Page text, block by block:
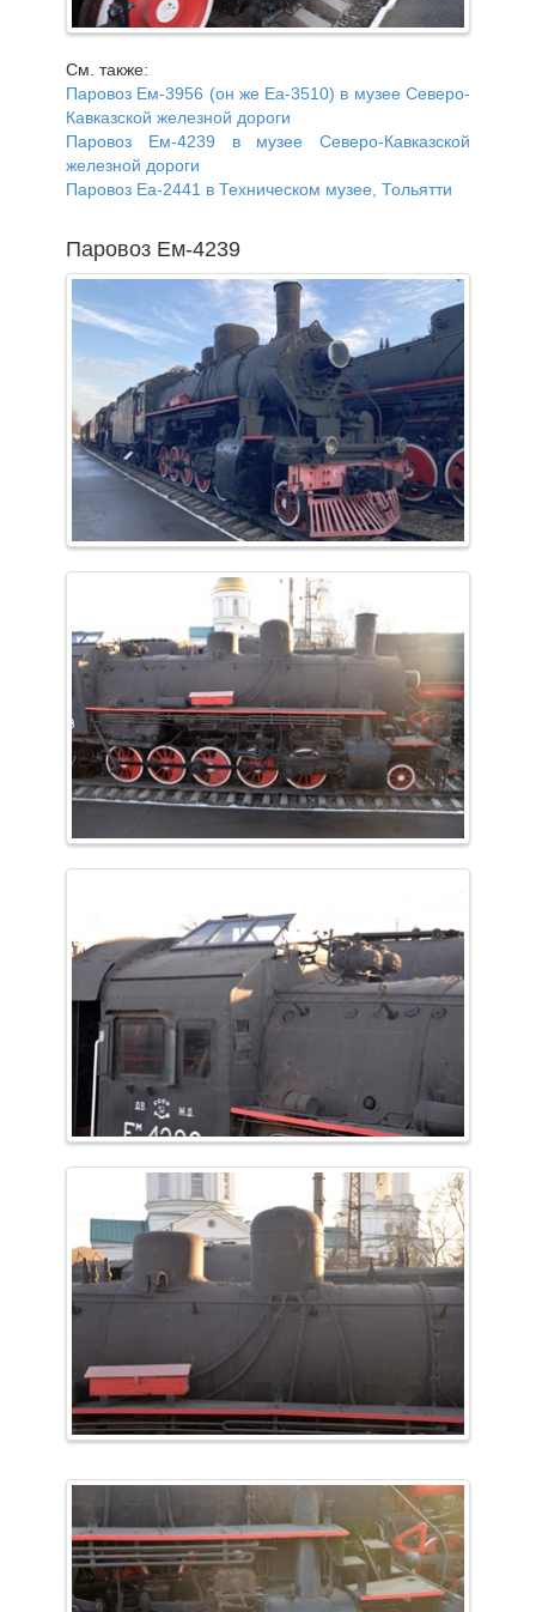
См. также:
Паровоз Ем-3956 (он же Еа-3510) в музее Северо-
Кавказской железной дороги
Паровоз Ем-4239 в музее Северо-Кавказской
железной дороги
Паровоз Еа-2441 в Техническом музее, Тольятти
Паровоз Ем-4239